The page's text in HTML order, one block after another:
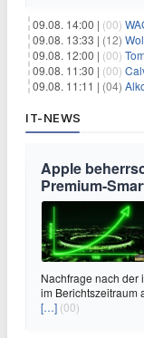
09.08. 14:00 | (00)
09.08. 13:33 | (12)
09.08. 12:00 | (00)
09.08. 11:30 | (00)
09.08. 11:11 | (04)
IT-NEWS
Apple
Premium-
Nachfrage nach der
im Berichtszeitraum
[…] (00)